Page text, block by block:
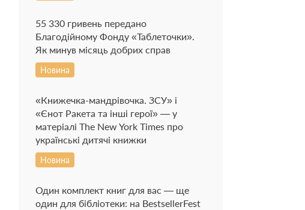
55 330 гривень передано
Благодійному Фонду «Таблеточки».
Як минув місяць добрих справ
Новина
«Книжечка-мандрівочка. ЗСУ» і
«Єнот Ракета та інші герої» — у
матеріалі The New York Times про
українські дитячі книжки
Новина
Один комплект книг для вас — ще
один для бібліотеки: на BestsellerFest